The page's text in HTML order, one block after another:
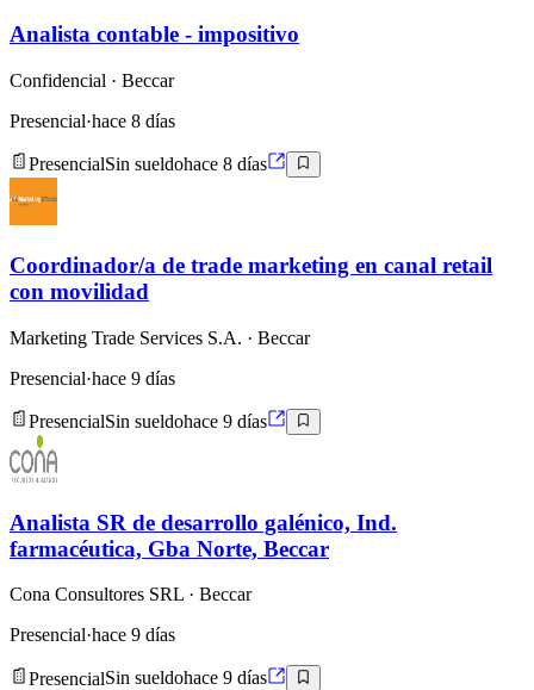
Analista contable - impositivo
Confidencial · Beccar
Presencial·hace 8 días
PresencialSin sueldohace 8 días
Coordinador/a de trade marketing en canal retail
con movilidad
Marketing Trade Services S.A. · Beccar
Presencial·hace 9 días
PresencialSin sueldohace 9 días
Analista SR de desarrollo galénico, Ind.
farmacéutica, Gba Norte, Beccar
Cona Consultores SRL · Beccar
Presencial·hace 9 días
PresencialSin sueldohace 9 días